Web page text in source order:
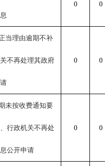
0 0
当理由逾期不补
不再处理其政府 0 0
未按收费通知要
行政机关不再处
公开申请
0 0